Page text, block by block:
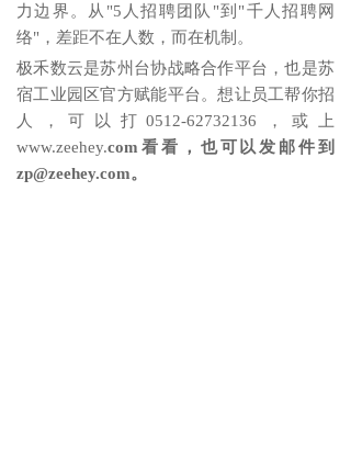
力边界。从"5人招聘团队"到"千人招聘网
络"，差距不在人数，而在机制。
极禾数云是苏州台协战略合作平台，也是苏
宿工业园区官方赋能平台。想让员工帮你招
人，可以打0512-62732136，或上
www.zeehey.com看看，也可以发邮件到
zp@zeehey.com。